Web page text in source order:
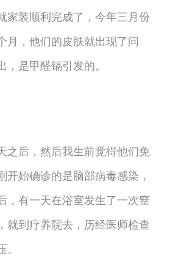
家装顺利完成了，今年三月份
月，他们的皮肤就出现了问
是甲醛镉引发的。
之后，然后我生前觉得他们免
开始确诊的是脑部病毒感染，
，有一天在浴室发生了一次窒
就到疗养院去，历经医师检查